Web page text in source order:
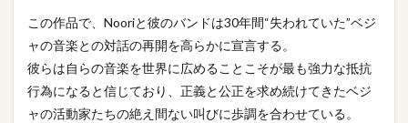
この作品で、Nooriと彼のバンドは30年間“失われていた”ベジ
ャの音楽との対話の再開を高らかに宣言する。
彼らは自らの音楽を世界に広めることこそが最も強力な抵抗
行為になると信じており、正義と公正を求め続けてきたベジ
ャの活動家たちの絶え間ない叫びに歩調を合わせている。